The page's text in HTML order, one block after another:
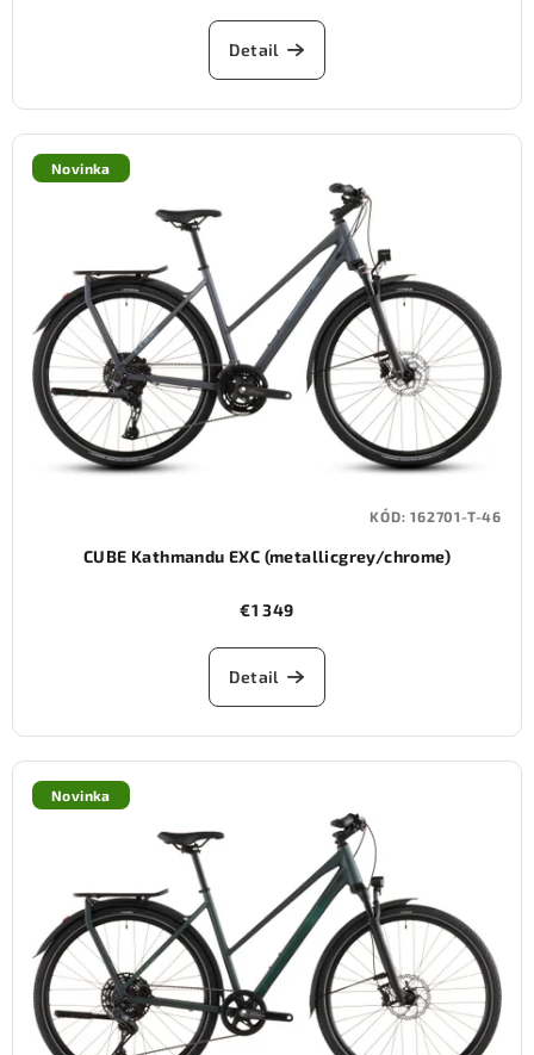
Detail
Novinka
CUBE Kathmandu EXC (metallicgrey/chrome)
€1 349
Detail
KÓD:162701-T-46
Novinka